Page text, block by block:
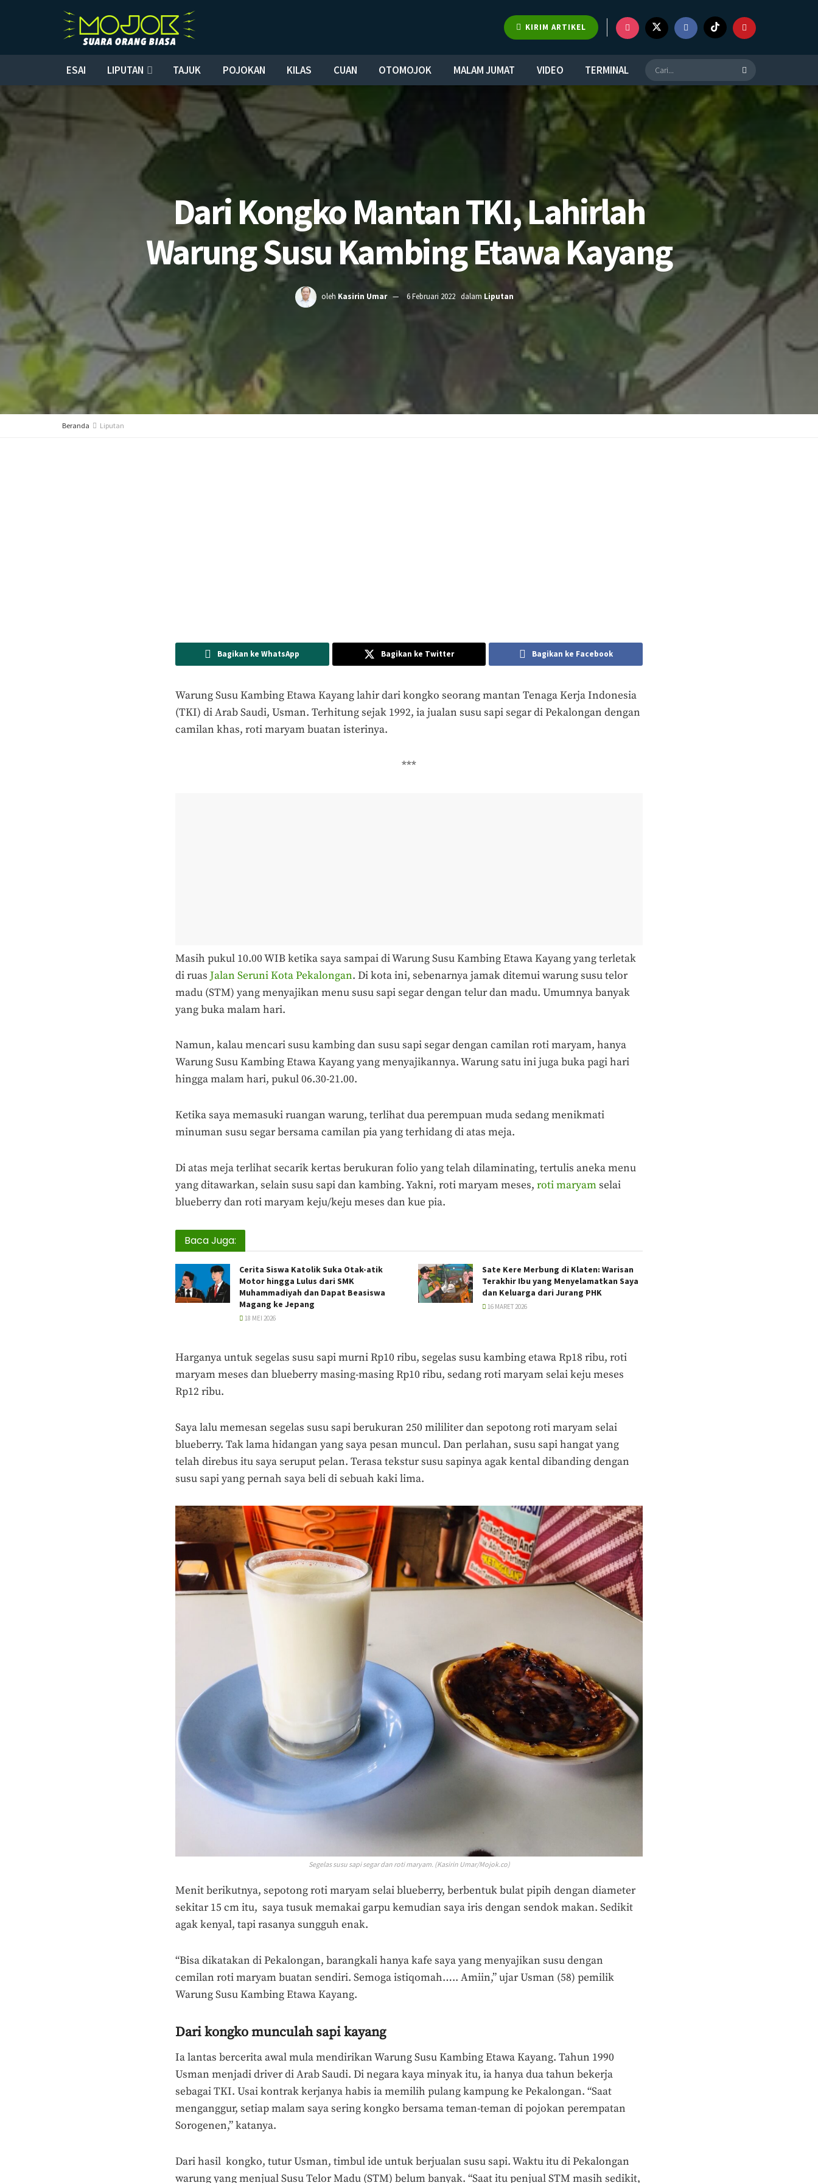
KIRIM ARTIKEL
ESAI LIPUTAN TAJUK POJOKAN KILAS CUAN OTOMOJOK MALAM JUMAT VIDEO TERMINAL
Dari Kongko Mantan TKI, Lahirlah
Warung Susu Kambing Etawa Kayang
oleh Kasirin Umar 6 Februari 2022 dalam Liputan
Beranda Liputan
Bagikan ke WhatsApp Bagikan ke Twitter Bagikan ke Facebook
Warung Susu Kambing Etawa Kayang lahir dari kongko seorang mantan Tenaga Kerja Indonesia
(TKI) di Arab Saudi, Usman. Terhitung sejak 1992, ia jualan susu sapi segar di Pekalongan dengan
camilan khas, roti maryam buatan isterinya.
***
Masih pukul 10.00 WIB ketika saya sampai di Warung Susu Kambing Etawa Kayang yang terletak
di ruas Jalan Seruni Kota Pekalongan. Di kota ini, sebenarnya jamak ditemui warung susu telor
madu (STM) yang menyajikan menu susu sapi segar dengan telur dan madu. Umumnya banyak
yang buka malam hari.
Namun, kalau mencari susu kambing dan susu sapi segar dengan camilan roti maryam, hanya
Warung Susu Kambing Etawa Kayang yang menyajikannya. Warung satu ini juga buka pagi hari
hingga malam hari, pukul 06.30-21.00.
Ketika saya memasuki ruangan warung, terlihat dua perempuan muda sedang menikmati
minuman susu segar bersama camilan pia yang terhidang di atas meja.
Di atas meja terlihat secarik kertas berukuran folio yang telah dilaminating, tertulis aneka menu
yang ditawarkan, selain susu sapi dan kambing. Yakni, roti maryam meses, roti maryamselai
blueberry dan roti maryam keju/keju meses dan kue pia.
Baca Juga:
Cerita Siswa Katolik Suka Otak-atik
Motor hingga Lulus dari SMK
Muhammadiyah dan Dapat Beasiswa
Magang ke Jepang
18 MEI 2026
Sate Kere Merbung di Klaten: Warisan
Terakhir Ibu yang Menyelamatkan Saya
dan Keluarga dari Jurang PHK
16 MARET 2026
Harganya untuk segelas susu sapi murni Rp10 ribu, segelas susu kambing etawa Rp18 ribu, roti
maryam meses dan blueberry masing-masing Rp10 ribu, sedang roti maryam selai keju meses
Rp12 ribu.
Saya lalu memesan segelas susu sapi berukuran 250 mililiter dan sepotong roti maryam selai
blueberry. Tak lama hidangan yang saya pesan muncul. Dan perlahan, susu sapi hangat yang
telah direbus itu saya seruput pelan. Terasa tekstur susu sapinya agak kental dibanding dengan
susu sapi yang pernah saya beli di sebuah kaki lima.
Segelas susu sapi segar dan roti maryam. (Kasirin Umar/Mojok.co)
Menit berikutnya, sepotong roti maryam selai blueberry, berbentuk bulat pipih dengan diameter
sekitar 15 cm itu, saya tusuk memakai garpu kemudian saya iris dengan sendok makan. Sedikit
agak kenyal, tapi rasanya sungguh enak.
“Bisa dikatakan di Pekalongan, barangkali hanya kafe saya yang menyajikan susu dengan
cemilan roti maryam buatan sendiri. Semoga istiqomah….. Amiin,” ujar Usman (58) pemilik
Warung Susu Kambing Etawa Kayang.
Dari kongko munculah sapi kayang
Ia lantas bercerita awal mula mendirikan Warung Susu Kambing Etawa Kayang. Tahun 1990
Usman menjadi driver di Arab Saudi. Di negara kaya minyak itu, ia hanya dua tahun bekerja
sebagai TKI. Usai kontrak kerjanya habis ia memilih pulang kampung ke Pekalongan. “Saat
menganggur, setiap malam saya sering kongko bersama teman-teman di pojokan perempatan
Sorogenen,” katanya.
Dari hasil kongko, tutur Usman, timbul ide untuk berjualan susu sapi. Waktu itu di Pekalongan
warung yang menjual Susu Telor Madu (STM) belum banyak. “Saat itu penjual STM masih sedikit,